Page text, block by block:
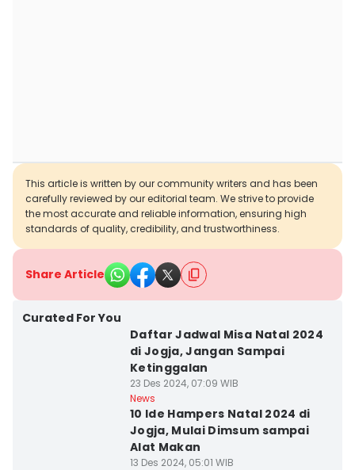
This article is written by our community writers and has been
carefully reviewed by our editorial team. We strive to provide
the most accurate and reliable information, ensuring high
standards of quality, credibility, and trustworthiness.
Share Article
Curated For You
Daftar Jadwal Misa Natal 2024
di Jogja, Jangan Sampai
Ketinggalan
23 Des 2024, 07:09 WIB
News
10 Ide Hampers Natal 2024 di
Jogja, Mulai Dimsum sampai
Alat Makan
13 Des 2024, 05:01 WIB